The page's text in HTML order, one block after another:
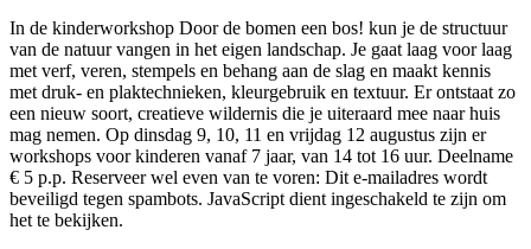
In de kinderworkshop Door de bomen een bos! kun je de structuur
van de natuur vangen in het eigen landschap. Je gaat laag voor laag
met verf, veren, stempels en behang aan de slag en maakt kennis
met druk- en plaktechnieken, kleurgebruik en textuur. Er ontstaat zo
een nieuw soort, creatieve wildernis die je uiteraard mee naar huis
mag nemen. Op dinsdag 9, 10, 11 en vrijdag 12 augustus zijn er
workshops voor kinderen vanaf 7 jaar, van 14 tot 16 uur. Deelname
€ 5 p.p. Reserveer wel even van te voren: Dit e-mailadres wordt
beveiligd tegen spambots. JavaScript dient ingeschakeld te zijn om
het te bekijken.